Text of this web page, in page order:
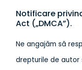
Notificare
Act („DMCA”).
Ne angajăm să
drepturile de autor